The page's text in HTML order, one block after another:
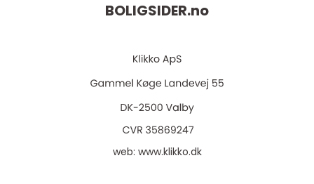
BOLIGSIDER.no
web: www.klikko.dk